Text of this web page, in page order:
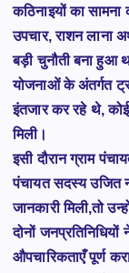
कठिनाइयों का
उपचार, राशन लाना
बड़ी चुनौती बना हुआ
योजनाओं के अंतर्गत
इंतजार कर रहे थे,
मिली।
इसी दौरान ग्राम
पंचायत सदस्य उजित
जानकारी मिली,तो
दोनों
औपचारिकताएँ पूर्ण